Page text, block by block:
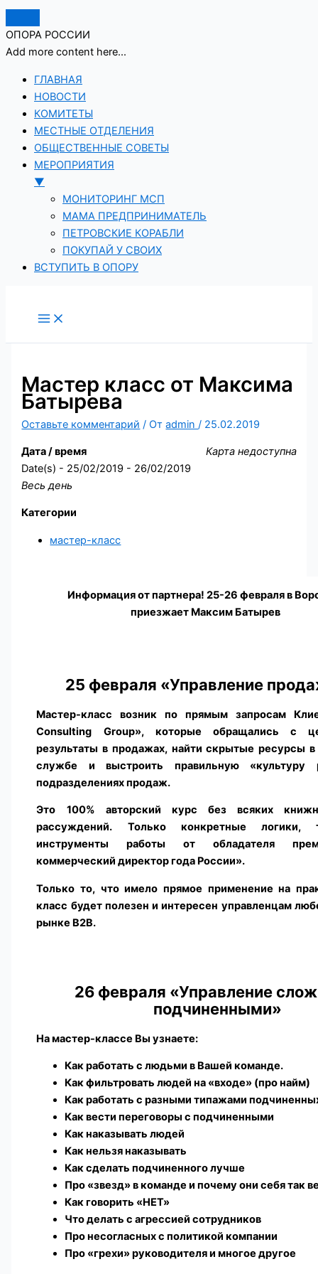
ОПОРА РОССИИ
Add more content here...
ГЛАВНАЯ
НОВОСТИ
КОМИТЕТЫ
МЕСТНЫЕ ОТДЕЛЕНИЯ
ОБЩЕСТВЕННЫЕ СОВЕТЫ
МЕРОПРИЯТИЯ
▼
МОНИТОРИНГ МСП
МАМА ПРЕДПРИНИМАТЕЛЬ
ПЕТРОВСКИЕ КОРАБЛИ
ПОКУПАЙ У СВОИХ
ВСТУПИТЬ В ОПОРУ
Мастер класс от Максима
Батырева
Оставьте комментарий / Отadmin/ 25.02.2019
Карта недоступна
Дата / время
Date(s) - 25/02/2019 - 26/02/2019
Весь день
Категории
мастер-класс
Информация от партнера! 25-26 февраля в
приезжает Максим Батырев
25 февраля «Управление
Мастер-класс возник по прямым запросам
Consulting Group», которые обращались с
результаты в продажах, найти скрытые ресурсы
службе и выстроить правильную «культуру
подразделениях продаж.
Это 100% авторский курс без всяких
рассуждений. Только конкретные логики,
инструменты работы от обладателя
коммерческий директор года России».
Только то, что имело прямое применение на
класс будет полезен и интересен управленцам
рынке B2B.
26 февраля «Управление
подчиненными»
На мастер-классе Вы узнаете:
Как работать с людьми в Вашей команде.
Как фильтровать людей на «входе» (про найм)
Как работать с разными типажами
Как вести переговоры с подчиненными
Как наказывать людей
Как нельзя наказывать
Как сделать подчиненного лучше
Про «звезд» в команде и почему они себя так
Как говорить «НЕТ»
Что делать с агрессией сотрудников
Про несогласных с политикой компании
Про «грехи» руководителя и многое другое